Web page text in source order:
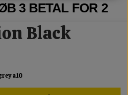
3 BETAL FOR 2
Black
a10